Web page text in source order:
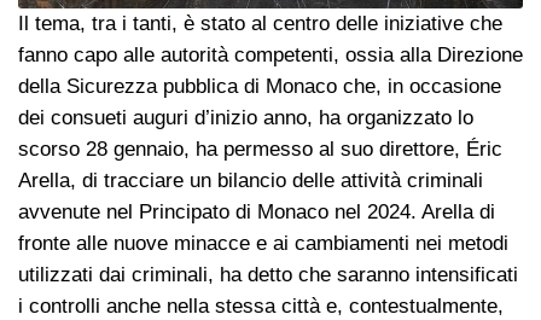
Il tema, tra i tanti, è stato al centro delle iniziative che
fanno capo alle autorità competenti, ossia alla Direzione
della Sicurezza pubblica di Monaco che, in occasione
dei consueti auguri d’inizio anno, ha organizzato lo
scorso 28 gennaio, ha permesso al suo direttore, Éric
Arella, di tracciare un bilancio delle attività criminali
avvenute nel Principato di Monaco nel 2024. Arella di
fronte alle nuove minacce e ai cambiamenti nei metodi
utilizzati dai criminali, ha detto che saranno intensificati
i controlli anche nella stessa città e, contestualmente,